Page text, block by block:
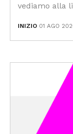
vediamo alla
INIZIO 01 AGO